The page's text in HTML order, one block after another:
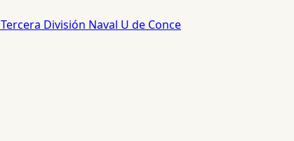
Tercera División Naval U de Conce